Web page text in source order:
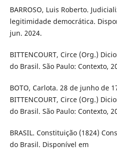
BARROSO, Luis Roberto.
legitimidade democrática.
jun. 2024.
BITTENCOURT, Circe (Org.)
do Brasil. São Paulo: Contexto,
BOTO, Carlota. 28 de junho de
BITTENCOURT, Circe (Org.)
do Brasil. São Paulo: Contexto,
BRASIL. Constituição (1824)
do Brasil. Disponível em